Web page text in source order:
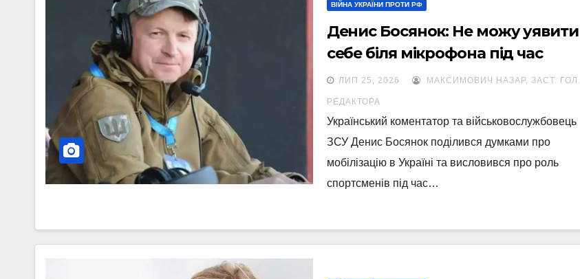
ВІЙНА УКРАЇНИ ПРОТИ РФ
Денис Босянок: Не можу уявити
себе біля мікрофона під час
війни. Якого чорта ви там
сидите?
ЛИП 25, 2026 МАКСИМОВИЧ НАЗАР, ЗАСТ. ГОЛ.
РЕДАКТОРА
Український коментатор та військовослужбовець
ЗСУ Денис Босянок поділився думками про
мобілізацію в Україні та висловився про роль
спортсменів під час…